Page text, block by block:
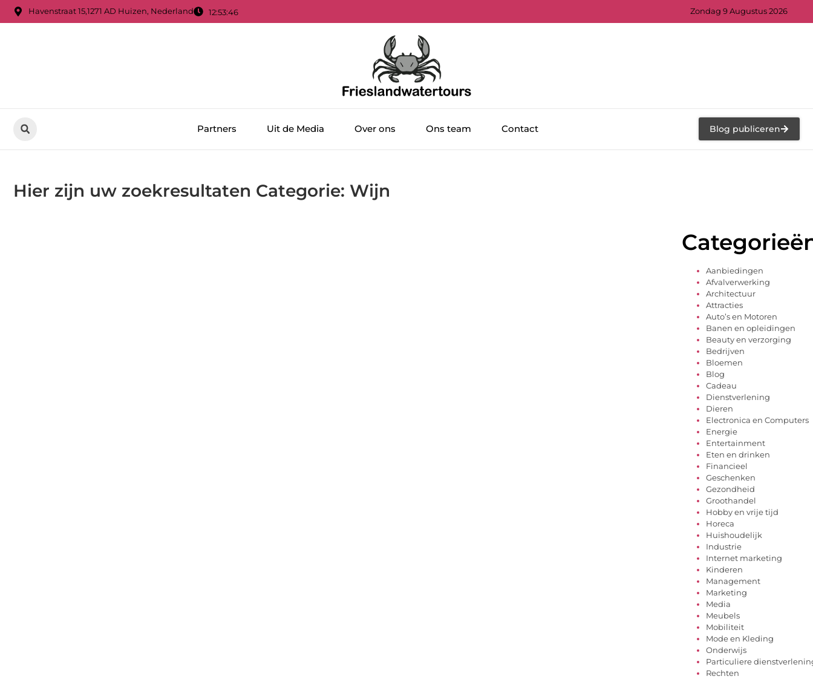
Havenstraat 15,1271 AD Huizen, Nederland 12:53:47 Zondag 9 Augustus 2026
Partners Uit de Media Over ons Ons team Contact Blog publiceren
Hier zijn uw zoekresultaten Categorie: Wijn
Aanbiedingen
Afvalverwerking
Architectuur
Attracties
Auto’s en Motoren
Banen en opleidingen
Beauty en verzorging
Bedrijven
Bloemen
Blog
Cadeau
Dienstverlening
Dieren
Electronica en Computers
Energie
Entertainment
Eten en drinken
Financieel
Geschenken
Gezondheid
Groothandel
Hobby en vrije tijd
Horeca
Huishoudelijk
Industrie
Internet marketing
Kinderen
Management
Marketing
Media
Meubels
Mobiliteit
Mode en Kleding
Onderwijs
Particuliere
Rechten